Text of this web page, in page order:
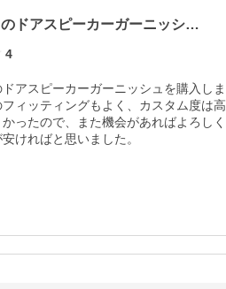
ドアスピーカーガーニッシ…
4
アスピーカーガーニッシュを購入しま
ィッティングもよく、カスタム度は高
ったので、また機会があればよろしく
ければと思いました。